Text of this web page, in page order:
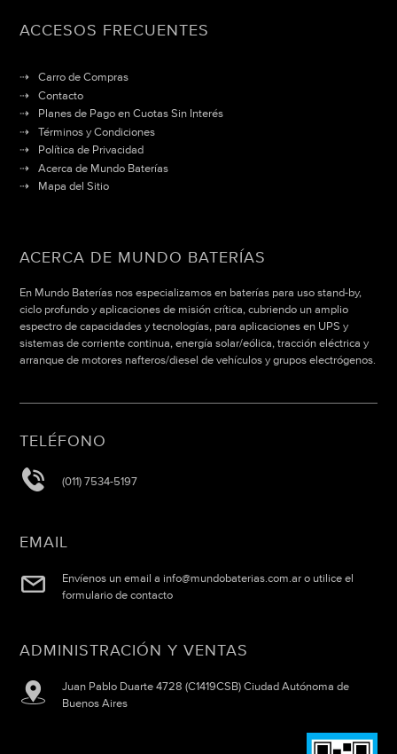
ACCESOS FRECUENTES
Carro de Compras
Contacto
Planes de Pago en Cuotas Sin Interés
Términos y Condiciones
Política de Privacidad
Acerca de Mundo Baterías
Mapa del Sitio
ACERCA DE MUNDO BATERÍAS
En Mundo Baterías nos especializamos en baterías para uso stand-by,
ciclo profundo y aplicaciones de misión crítica, cubriendo un amplio
espectro de capacidades y tecnologías, para aplicaciones en UPS y
sistemas de corriente continua, energía solar/eólica, tracción eléctrica y
arranque de motores nafteros/diesel de vehículos y grupos electrógenos.
TELÉFONO
(011) 7534-5197
EMAIL
Envíenos un email a info@mundobaterias.com.ar o utilice el
formulario de contacto
ADMINISTRACIÓN Y VENTAS
Juan Pablo Duarte 4728 (C1419CSB) Ciudad Autónoma de
Buenos Aires